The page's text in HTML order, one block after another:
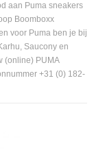
aan Puma sneakers
Boomboxx
voor Puma ben je bij
Saucony en
(online) PUMA
+31 (0) 182-